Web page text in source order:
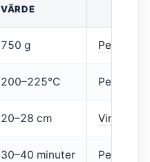
VÄRDE
750 g PetitChef
200–225°C
20–28 cm Vin och
30–40 minuter PetitChef